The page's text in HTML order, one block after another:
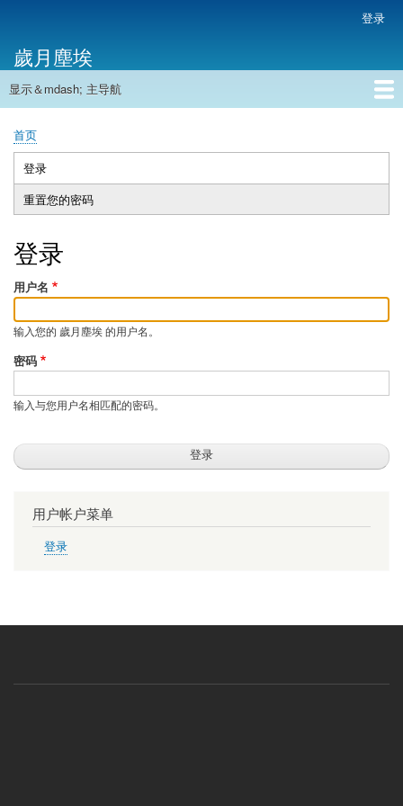
主
内
帐
户
菜
单
登录
歲月塵埃
主
航
显示＆mdash; 主导航
首页
面
包
屑
首页
主
标
登录
动
标
重置您的密码
登录
用户名
输入您的 歲月塵埃 的用户名。
密码
输入与您用户名相匹配的密码。
用户帐户菜单
登录